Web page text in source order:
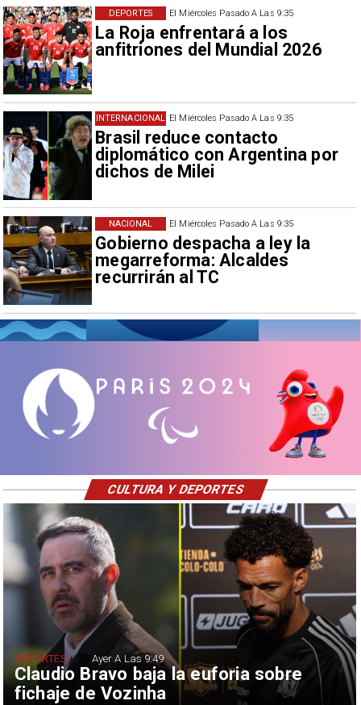
El Miércoles Pasado A Las 9:35
La Roja enfrentará a los
anfitriones del Mundial 2026
DEPORTES
El Miércoles Pasado A Las 9:35
Brasil reduce contacto
diplomático con Argentina por
dichos de Milei
INTERNACIONAL
El Miércoles Pasado A Las 9:35
Gobierno despacha a ley la
megarreforma: Alcaldes
recurrirán al TC
NACIONAL
Claudio Bravo baja la euforia sobre
fichaje de Vozinha
DEPORTES Ayer A Las 9:49
CULTURA Y DEPORTES